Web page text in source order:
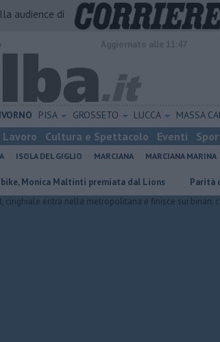
audience di
PISA GROSSETO LUCCA MASSA
Lavoro Cultura e Spettacolo Eventi
ISOLA DEL GIGLIO MARCIANA MARCIANA MARINA
Maltinti premiata dal Lions Parità di